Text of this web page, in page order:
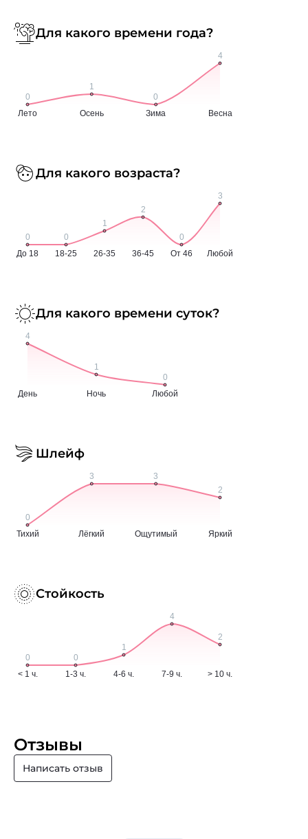
Для какого времени года?
Для какого возраста?
Для какого времени суток?
Шлейф
Стойкость
Отзывы
Написать отзыв